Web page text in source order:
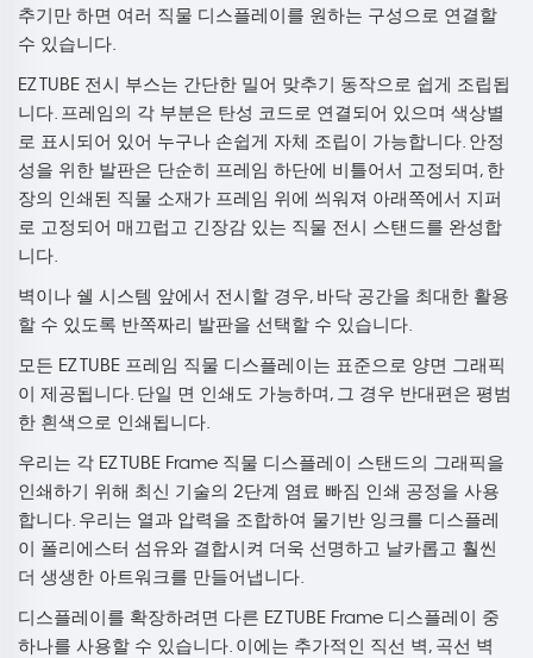
추기만 하면 여러 직물 디스플레이를 원하는 구성으로 연결할
수 있습니다.
EZ TUBE 전시 부스는 간단한 밀어 맞추기 동작으로 쉽게 조립됩
니다. 프레임의 각 부분은 탄성 코드로 연결되어 있으며 색상별
로 표시되어 있어 누구나 손쉽게 자체 조립이 가능합니다. 안정
성을 위한 발판은 단순히 프레임 하단에 비틀어서 고정되며, 한
장의 인쇄된 직물 소재가 프레임 위에 씌워져 아래쪽에서 지퍼
로 고정되어 매끄럽고 긴장감 있는 직물 전시 스탠드를 완성합
니다.
벽이나 쉘 시스템 앞에서 전시할 경우, 바닥 공간을 최대한 활용
할 수 있도록 반쪽짜리 발판을 선택할 수 있습니다.
모든 EZ TUBE 프레임 직물 디스플레이는 표준으로 양면 그래픽
이 제공됩니다. 단일 면 인쇄도 가능하며, 그 경우 반대편은 평범
한 흰색으로 인쇄됩니다.
우리는 각 EZ TUBE Frame 직물 디스플레이 스탠드의 그래픽을
인쇄하기 위해 최신 기술의 2단계 염료 빠짐 인쇄 공정을 사용
합니다. 우리는 열과 압력을 조합하여 물기반 잉크를 디스플레
이 폴리에스터 섬유와 결합시켜 더욱 선명하고 날카롭고 훨씬
더 생생한 아트워크를 만들어냅니다.
디스플레이를 확장하려면 다른 EZ TUBE Frame 디스플레이 중
하나를 사용할 수 있습니다. 이에는 추가적인 직선 벽, 곡선 벽